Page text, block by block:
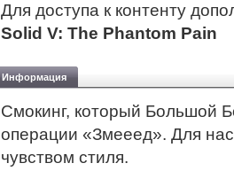
Для доступа к контенту
Solid V: The Phantom Pain
Информация
Смокинг, который Большой
операции «Змееед». Для
чувством стиля.